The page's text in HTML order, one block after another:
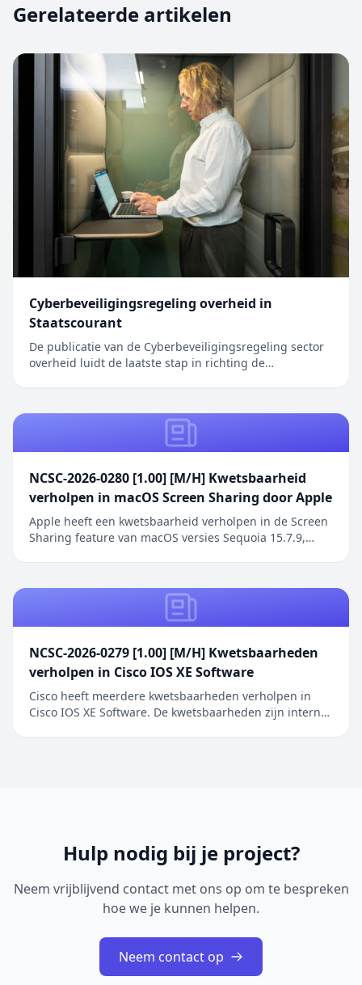
Gerelateerde artikelen
Cyberbeveiligingsregeling overheid in
Staatscourant
De publicatie van de Cyberbeveiligingsregeling sector
overheid luidt de laatste stap in richting de
Staatscourant verscheen eerst op Digitale Overheid.
NCSC-2026-0280 [1.00] [M/H] Kwetsbaarheid
verholpen in macOS Screen Sharing door Apple
Apple heeft een kwetsbaarheid verholpen in de Screen
Sharing feature van macOS versies Sequoia 15.7.9,
Sharing functionaliteit waarbij netwerkaanvallers
toegang kunnen verkrijgen zonder geldige
NCSC-2026-0279 [1.00] [M/H] Kwetsbaarheden
verholpen in Cisco IOS XE Software
Cisco heeft meerdere kwetsbaarheden verholpen in
Cisco IOS XE Software. De kwetsbaarheden zijn intern
Hulp nodig bij je project?
Neem vrijblijvend contact met ons op om te bespreken
hoe we je kunnen helpen.
Neem contact op